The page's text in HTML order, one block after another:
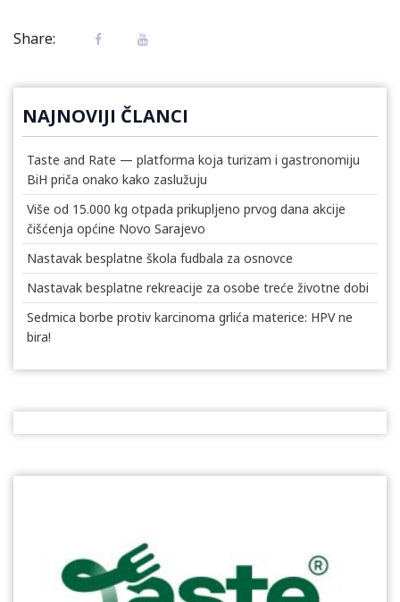
Share:
NAJNOVIJI ČLANCI
Taste and Rate — platforma koja turizam i gastronomiju
BiH priča onako kako zaslužuju
Više od 15.000 kg otpada prikupljeno prvog dana akcije
čišćenja općine Novo Sarajevo
Nastavak besplatne škola fudbala za osnovce
Nastavak besplatne rekreacije za osobe treće životne dobi
Sedmica borbe protiv karcinoma grlića materice: HPV ne
bira!